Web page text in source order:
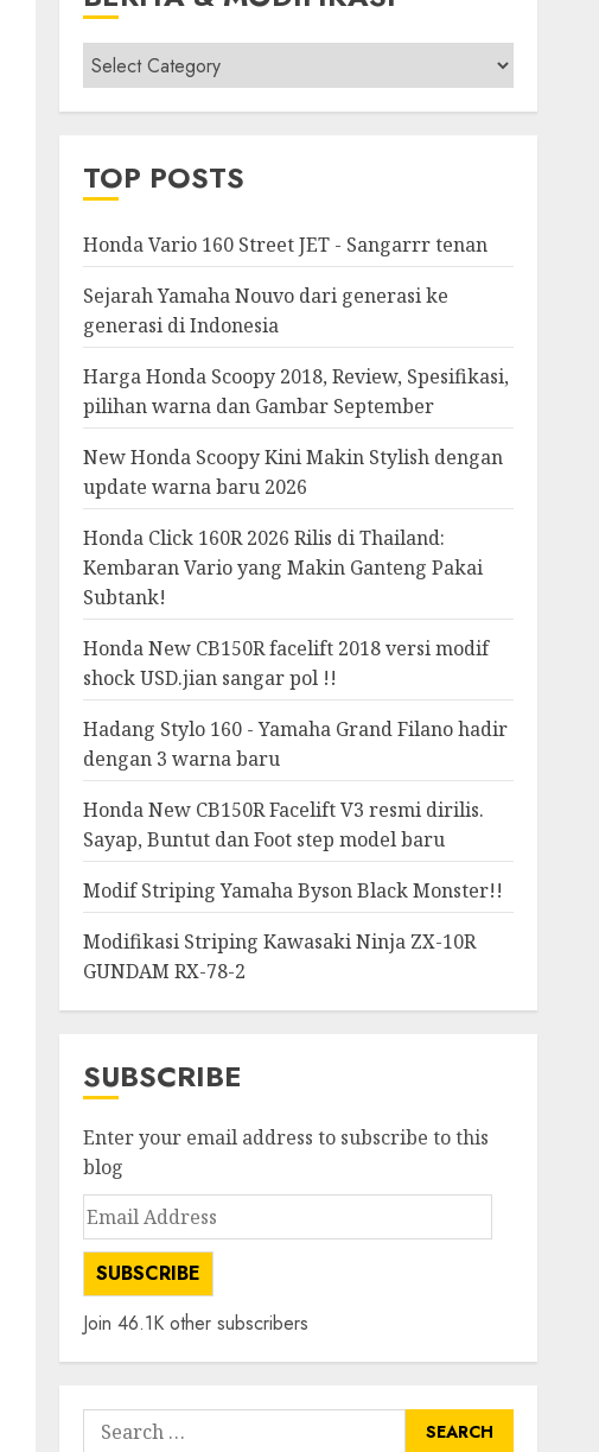
Berita
&
Modifikasi
TOP POSTS
Honda Vario 160 Street JET - Sangarrr tenan
Sejarah Yamaha Nouvo dari generasi ke
generasi di Indonesia
Harga Honda Scoopy 2018, Review, Spesifikasi,
pilihan warna dan Gambar September
New Honda Scoopy Kini Makin Stylish dengan
update warna baru 2026
Honda Click 160R 2026 Rilis di Thailand:
Kembaran Vario yang Makin Ganteng Pakai
Subtank!
Honda New CB150R facelift 2018 versi modif
shock USD.jian sangar pol !!
Hadang Stylo 160 - Yamaha Grand Filano hadir
dengan 3 warna baru
Honda New CB150R Facelift V3 resmi dirilis.
Sayap, Buntut dan Foot step model baru
Modif Striping Yamaha Byson Black Monster!!
Modifikasi Striping Kawasaki Ninja ZX-10R
GUNDAM RX-78-2
SUBSCRIBE
Enter your email address to subscribe to this
blog
Email
Address
SUBSCRIBE
Join 46.1K other subscribers
Search